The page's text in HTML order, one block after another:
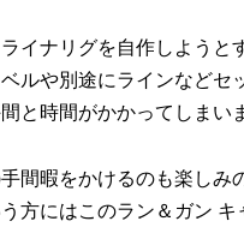
イナリグを自作しようと
ルや別途にラインなど
と時間がかかってしまい
間暇をかけるのも楽し
方にはこのラン＆ガン